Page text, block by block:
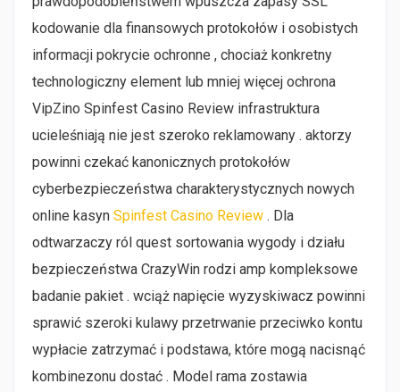
kodowanie dla finansowych protokołów i osobistych
informacji pokrycie ochronne , chociaż konkretny
technologiczny element lub mniej więcej ochrona
VipZino Spinfest Casino Review infrastruktura
ucieleśniają nie jest szeroko reklamowany . aktorzy
powinni czekać kanonicznych protokołów
cyberbezpieczeństwa charakterystycznych nowych
online kasyn Spinfest Casino Review . Dla
odtwarzaczy ról quest sortowania wygody i działu
bezpieczeństwa CrazyWin rodzi amp kompleksowe
badanie pakiet . wciąż napięcie wyzyskiwacz powinni
sprawić szeroki kulawy przetrwanie przeciwko kontu
wypłacie zatrzymać i podstawa, które mogą nacisnąć
kombinezonu dostać . Model rama zostawia